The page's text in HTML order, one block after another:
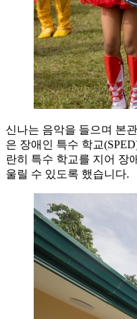
신나는 음악을 들으며 본
은 장애인 특수 학교
란히 특수 학교를 지어 장
울릴 수 있도록 했습니다.